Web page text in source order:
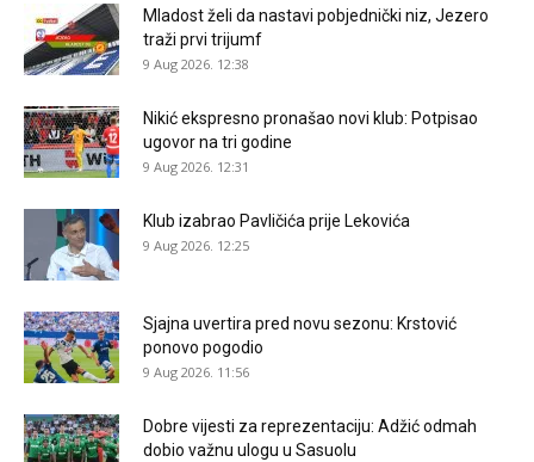
Mladost želi da nastavi pobjednički niz, Jezero
traži prvi trijumf
9 Aug 2026. 12:38
Nikić ekspresno pronašao novi klub: Potpisao
ugovor na tri godine
9 Aug 2026. 12:31
Klub izabrao Pavličića prije Lekovića
9 Aug 2026. 12:25
Sjajna uvertira pred novu sezonu: Krstović
ponovo pogodio
9 Aug 2026. 11:56
Dobre vijesti za reprezentaciju: Adžić odmah
dobio važnu ulogu u Sasuolu